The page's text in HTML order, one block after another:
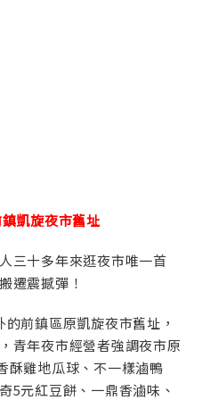
凱旋夜市舊址
三十多年來逛夜市唯一首
遷震撼彈！
前鎮區原凱旋夜市舊址，
青年夜市經營者強調夜市原
酥雞地瓜球、不一樣滷鴨
5元紅豆餅、一鼎香滷味、